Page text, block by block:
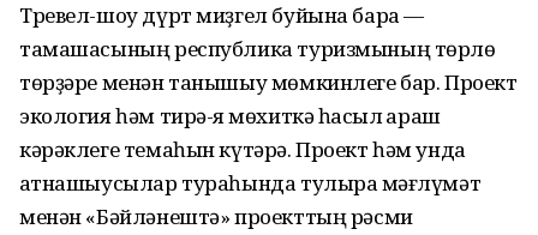
Тревел-шоу дүрт миҙгел буйына бара —
тамашасының республика туризмының төрлө
төрҙәре менән танышыу мөмкинлеге бар. Проект
экология һәм тирә-яҡ мөхиткә һаҡсыл ҡараш
кәрәклеге темаһын күтәрә. Проект һәм унда
ҡатнашыусылар тураһында тулыраҡ мәғлүмәт
менән «Бәйләнештә» проекттың рәсми